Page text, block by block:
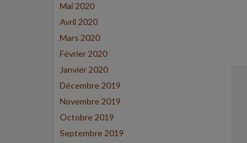
Mai 2020
Avril 2020
Mars 2020
Février 2020
Janvier 2020
Décembre 2019
Novembre 2019
Octobre 2019
Septembre 2019